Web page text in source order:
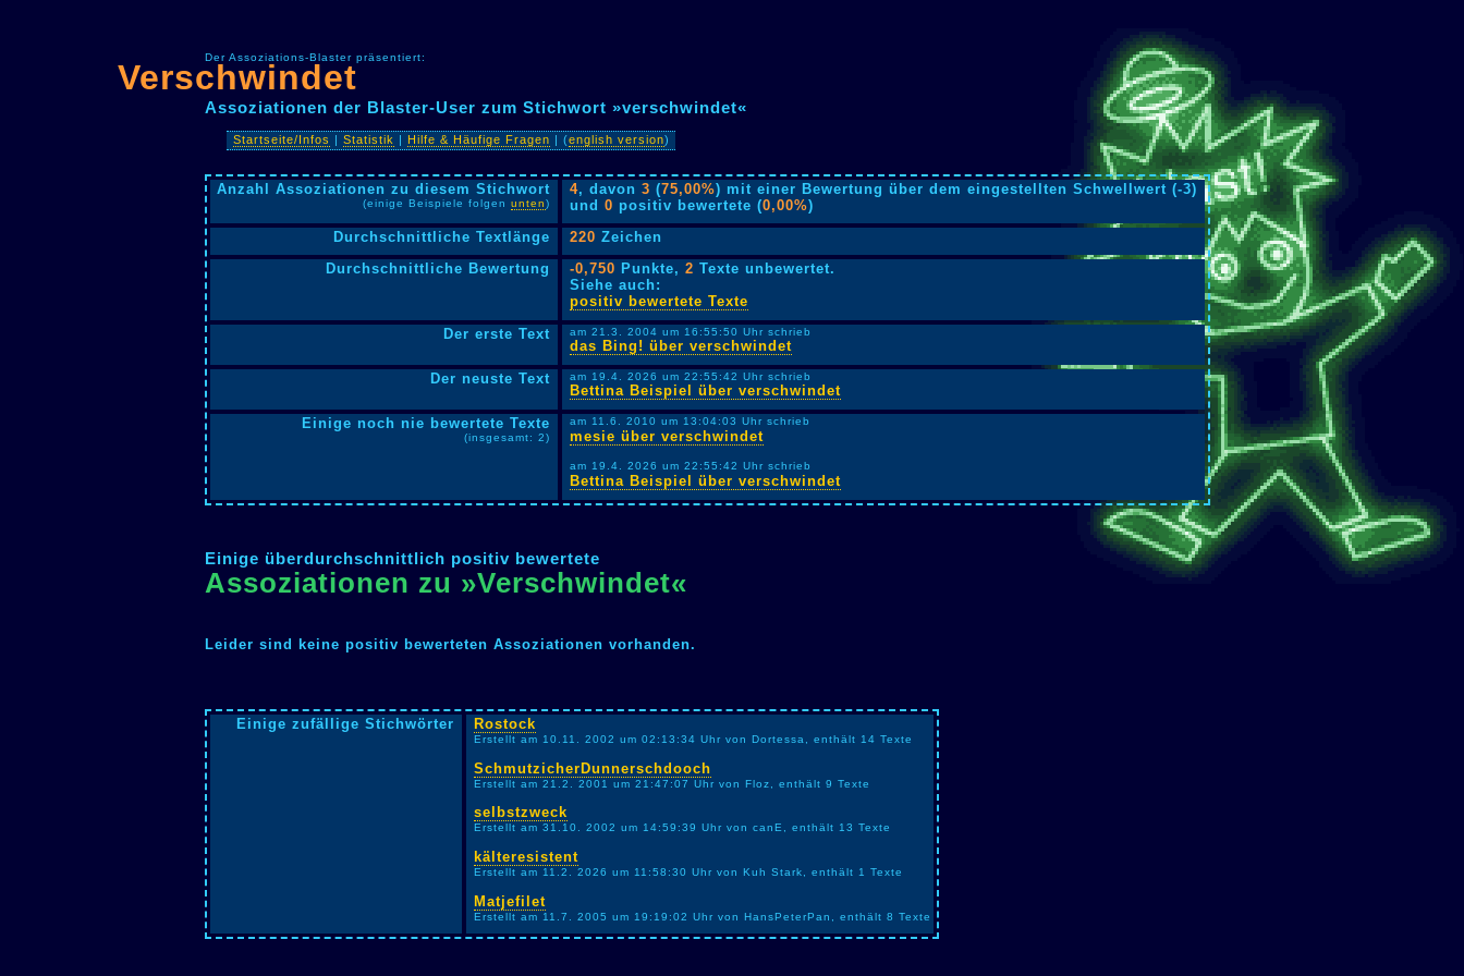
Der Assoziations-Blaster präsentiert:
Verschwindet
Assoziationen der Blaster-User zum Stichwort »verschwindet«
Startseite/Infos Statistik Hilfe & Häufige Fragen | (english version)
Anzahl Assoziationen zu diesem Stichwort
(einige Beispiele folgen unten)
4, davon3 (75,00%) mit einer Bewertung über dem eingestellten Schwellwert (-3)
und0 positiv bewertete (0,00%)
Durchschnittliche Textlänge
220 Zeichen
Durchschnittliche Bewertung
-0,750 Punkte,2 Texte unbewertet.
Siehe auch:
positiv bewertete Texte
Der erste Text
am 21.3. 2004 um 16:55:50 Uhr schrieb
das Bing! über verschwindet
Der neuste Text
am 19.4. 2026 um 22:55:42 Uhr schrieb
Bettina Beispiel über verschwindet
Einige noch nie bewertete Texte
(insgesamt: 2)
am 11.6. 2010 um 13:04:03 Uhr schrieb
mesie über verschwindet
am 19.4. 2026 um 22:55:42 Uhr schrieb
Bettina Beispiel über verschwindet
Einige überdurchschnittlich positiv bewertete
Assoziationen zu »Verschwindet«
Leider sind keine positiv bewerteten Assoziationen vorhanden.
Einige zufällige Stichwörter Rostock
Erstellt am 10.11. 2002 um 02:13:34 Uhr von Dortessa, enthält 14 Texte
SchmutzicherDunnerschdooch
Erstellt am 21.2. 2001 um 21:47:07 Uhr von Floz, enthält 9 Texte
selbstzweck
Erstellt am 31.10. 2002 um 14:59:39 Uhr von canE, enthält 13 Texte
kälteresistent
Erstellt am 11.2. 2026 um 11:58:30 Uhr von Kuh Stark, enthält 1 Texte
Matjefilet
Erstellt am 11.7. 2005 um 19:19:02 Uhr von HansPeterPan, enthält 8 Texte